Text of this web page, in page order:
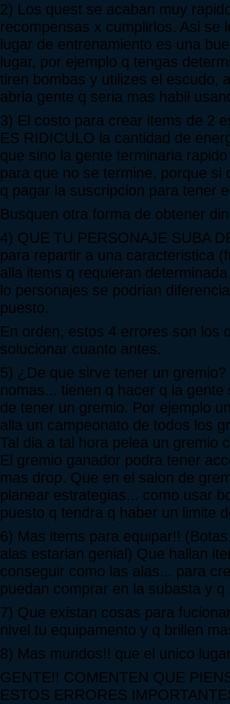
2) Los quest se acaban muy
recompensas x cumplirlos. Asi se
lugar de entrenamiento es una
lugar, por ejemplo q tengas
tiren bombas y utilizes el escudo,
abria gente q seria mas habil
3) El costo para crear items de 2
ES RIDICULO la cantidad de
que sino la gente terminaria
para que no se termine, porque
q pagar la suscripcion para tener
Busquen otra forma de obtener
4) QUE TU PERSONAJE SUBA
para repartir a una caracteristica
alla items q requieran
lo personajes se podrian
puesto.
En orden, estos 4 errores son los
solucionar cuanto antes.
5) ¿De que sirve tener un
nomas... tienen q hacer q la
de tener un gremio. Por ejemplo
alla un campeonato de todos los
Tal dia a tal hora pelea un gremio
El gremio ganador podra tener
mas drop. Que en el salon de
planear estrategias... como usar
puesto q tendra q haber un limite
6) Mas items para equipar!!
alas estarian genial) Que hallan
conseguir como las alas... para
puedan comprar en la subasta y
7) Que existan cosas para
nivel tu equipamento y q brillen
8) Mas mundos!! que el unico
GENTE!! COMENTEN QUE
ESTOS ERRORES